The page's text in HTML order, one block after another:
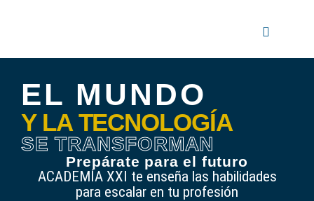
EL MUNDO
Y LA TECNOLOGÍA
SE TRANSFORMAN
Prepárate para el futuro
ACADEMÍA XXI te enseña las habilidades
para escalar en tu profesión